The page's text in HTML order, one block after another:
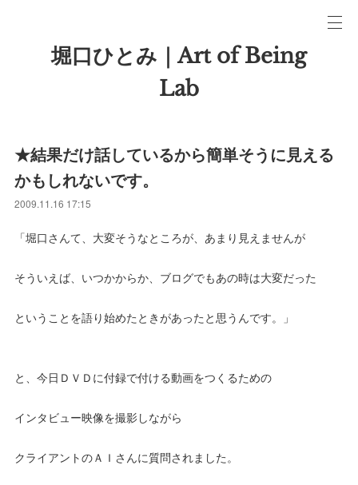
堀口ひとみ｜Art of Being
Lab
★結果だけ話しているから簡単そうに見える
かもしれないです。
2009.11.16 17:15
「堀口さんて、大変そうなところが、あまり見えませんが
そういえば、いつかからか、ブログでもあの時は大変だった
ということを語り始めたときがあったと思うんです。」
と、今日ＤＶＤに付録で付ける動画をつくるための
インタビュー映像を撮影しながら
クライアントのＡＩさんに質問されました。